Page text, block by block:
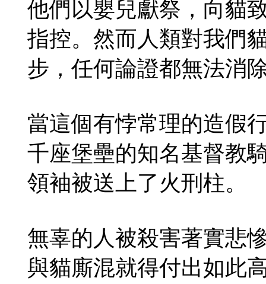
他們以嬰兒獻祭，向貓
指控。然而人類對我們
步，任何論證都無法消
當這個有悖常理的造假
千座堡壘的知名基督教
領袖被送上了火刑柱。
無辜的人被殺害著實悲
與貓廝混就得付出如此